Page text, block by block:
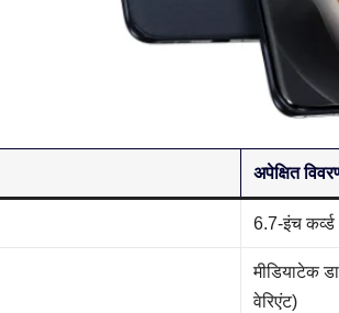
अपेक्षित
6.7-इंच
मीडियाटेक
वेरिएंट)